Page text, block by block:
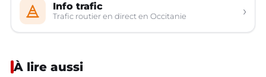
Info trafic
Trafic routier en direct en Occitanie ›
À lire aussi